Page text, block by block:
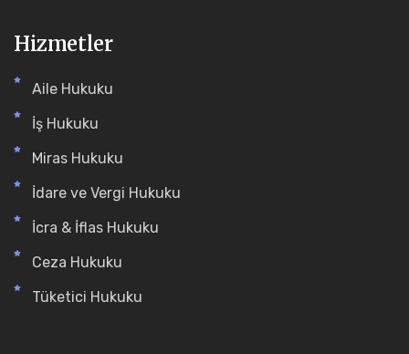
Hizmetler
Aile Hukuku
İş Hukuku
Miras Hukuku
İdare ve Vergi Hukuku
İcra & İflas Hukuku
Ceza Hukuku
Tüketici Hukuku